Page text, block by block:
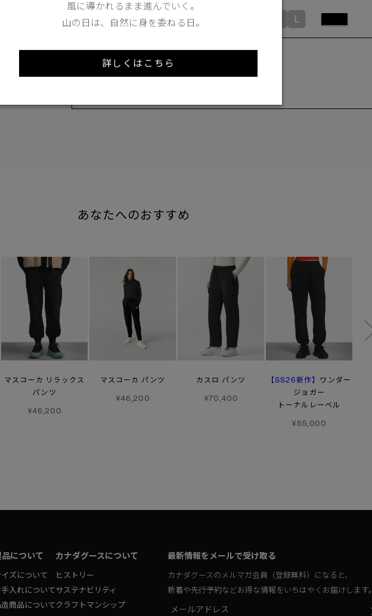
L
158cm 51kgRecommended
S
あなたへのおすすめ
マスコーカ リラックス
パンツ
¥46,200
マスコーカ パンツ
¥46,200
カスロ パンツ
¥70,400
【SS26新作】
ワンダー
ジョガー
トーナルレーベル
¥55,000
品について
イズについて
手入れについて
商品について
カナダグースについて
ヒストリー
サステナビリティ
クラフトマンシップ
最新情報をメールで受け取る
カナダグースのメルマガ会員（登録無料）になると、
新着や先行予約などお得な情報をいちはやくお届けします。
風に導かれるまま進んでいく。
山の日は、自然に身を委ねる日。
詳しくはこちら